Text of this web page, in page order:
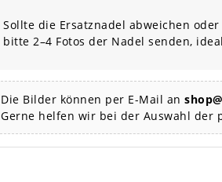
Sollte die Ersatznadel abweichen
bitte 2–4 Fotos der Nadel senden,
Die Bilder können per E-Mail an
Gerne helfen wir bei der Auswahl der